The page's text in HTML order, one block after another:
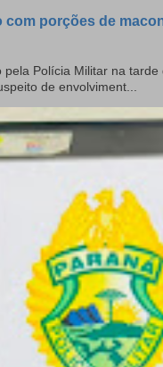
com porções de
Polícia Militar na
de envolviment...